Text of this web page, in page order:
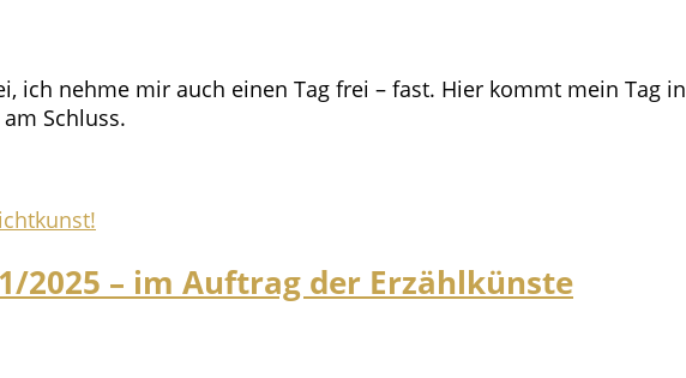
ich nehme mir auch einen Tag frei – fast. Hier kommt mein Tag in
Schluss.
2025 – im Auftrag der Erzählkünste